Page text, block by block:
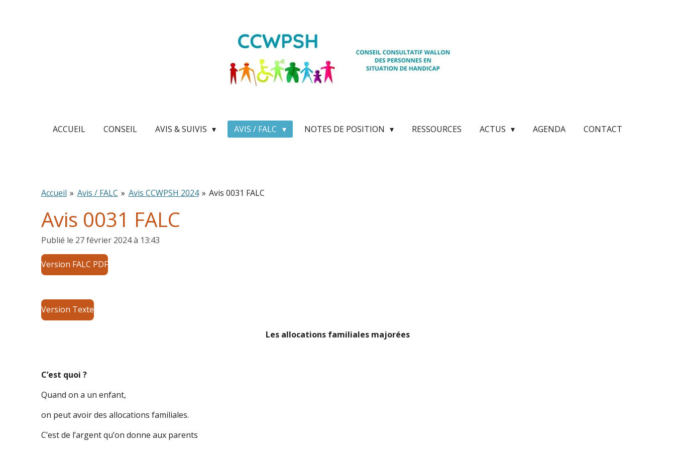
ACCUEIL CONSEIL AVIS & SUIVIS AVIS / FALC NOTES DE POSITION RESSOURCES ACTUS AGENDA CONTACT
Accueil » Avis / FALC » Avis CCWPSH 2024 » Avis 0031 FALC
Avis 0031 FALC
Publié le 27 février 2024 à 13:43
Version FALC PDF
Version Texte
Les allocations familiales majorées
C’est quoi ?
Quand on a un enfant,
on peut avoir des allocations familiales.
C’est de l’argent qu’on donne aux parents